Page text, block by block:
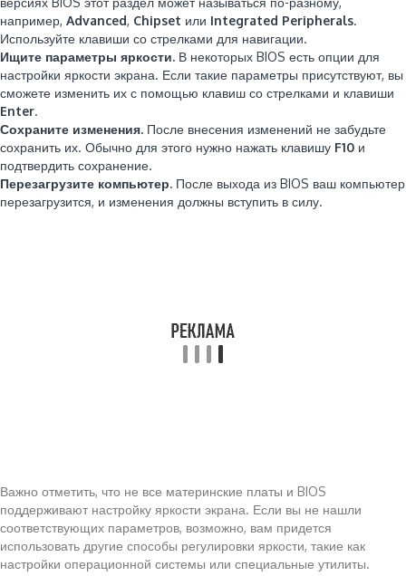
например, Advanced, Chipset или Integrated Peripherals.
Используйте клавиши со стрелками для навигации.
Ищите параметры яркости. В некоторых BIOS есть опции для
настройки яркости экрана. Если такие параметры присутствуют, вы
сможете изменить их с помощью клавиш со стрелками и клавиши
Enter.
Сохраните изменения. После внесения изменений не забудьте
сохранить их. Обычно для этого нужно нажать клавишу F10 и
подтвердить сохранение.
Перезагрузите компьютер. После выхода из BIOS ваш компьютер
перезагрузится, и изменения должны вступить в силу.
Важно отметить, что не все материнские платы и BIOS
поддерживают настройку яркости экрана. Если вы не нашли
соответствующих параметров, возможно, вам придется
использовать другие способы регулировки яркости, такие как
настройки операционной системы или специальные утилиты.